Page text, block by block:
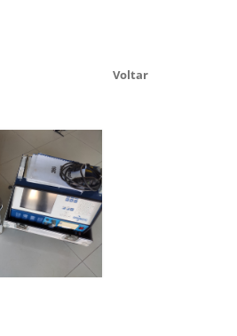
Voltar